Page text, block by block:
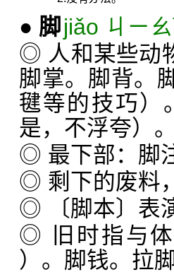
● 脚jiǎo ㄐㄧㄠ
◎ 人和某些动
脚掌。脚背。
毽等的技巧）
是，不浮夸）。
◎ 最下部：脚
◎ 剩下的废料
◎ 〔脚本〕表
◎ 旧时指与
）。脚钱。拉脚